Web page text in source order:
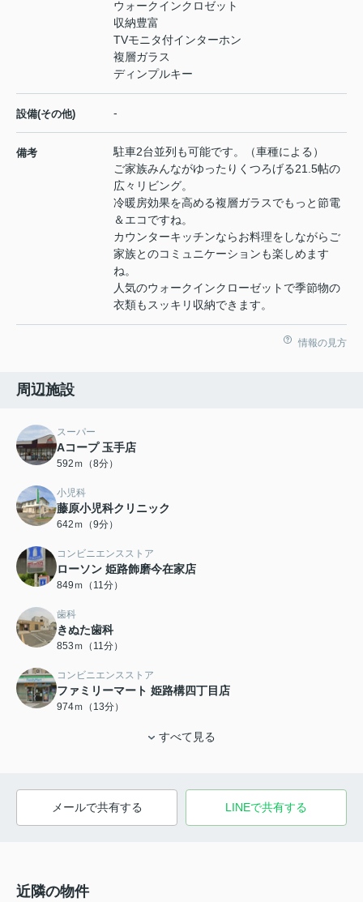
ウォークインクロゼット
収納豊富
TVモニタ付インターホン
複層ガラス
ディンプルキー
設備(その他) -
備考
駐車2台並列も可能です。（車種による）
ご家族みんながゆったりくつろげる21.5帖の
広々リビング。
冷暖房効果を高める複層ガラスでもっと節電
＆エコですね。
カウンターキッチンならお料理をしながらご
家族とのコミュニケーションも楽しめます
ね。
人気のウォークインクローゼットで季節物の
衣類もスッキリ収納できます。
情報の見方
周辺施設
スーパー
Aコープ 玉手店
592ｍ（8分）
小児科
藤原小児科クリニック
642ｍ（9分）
コンビニエンスストア
ローソン 姫路飾磨今在家店
849ｍ（11分）
歯科
きぬた歯科
853ｍ（11分）
コンビニエンスストア
ファミリーマート 姫路構四丁目店
974ｍ（13分）
すべて見る
メールで共有する LINEで共有する
近隣の物件